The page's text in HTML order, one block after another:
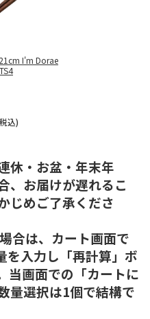
I'm Dorae
込)
休・お盆・年末年
、お届けが遅れるこ
じめご了承くださ
合は、カート画面で
を入力し「再計算」ボ
当画面での「カートに
量選択は1個で結構で